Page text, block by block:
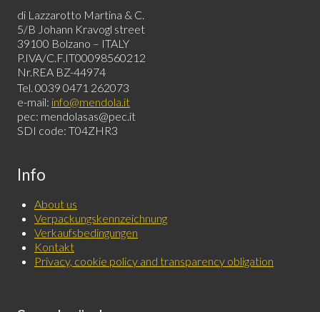
di Lazzarotto Martina & C.
5/B Johann Kravogl street
39100 Bolzano – ITALY
P.IVA/C.F.IT00098560212
Nr.REA BZ-44974
Tel. 0039 0471 262073
e-mail: info@mendola.it
pec: mendolasas@pec.it
SDI code: T04ZHR3
Info
About us
Verpackungskennzeichnung
Verkaufsbedingungen
Kontakt
Privacy, cookie policy and transparency obligation